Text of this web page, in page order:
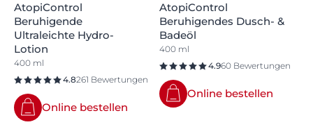
AtopiControl
Beruhigende
Ultraleichte Hydro-
Lotion
400 ml
4.8261 Bewertungen
Online bestellen
AtopiControl
Beruhigendes Dusch- &
Badeöl
400 ml
4.960 Bewertungen
Online bestellen